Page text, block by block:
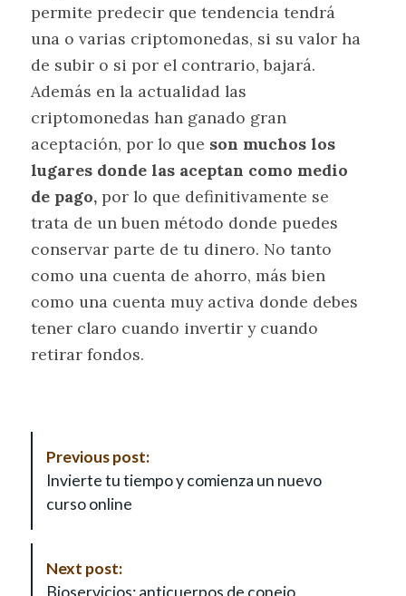
permite predecir que tendencia tendrá
una o varias criptomonedas, si su valor ha
de subir o si por el contrario, bajará.
Además en la actualidad las
criptomonedas han ganado gran
aceptación, por lo que son muchos los
lugares donde las aceptan como medio
de pago, por lo que definitivamente se
trata de un buen método donde puedes
conservar parte de tu dinero. No tanto
como una cuenta de ahorro, más bien
como una cuenta muy activa donde debes
tener claro cuando invertir y cuando
retirar fondos.
Previous post:
Invierte tu tiempo y comienza un nuevo
curso online
Next post:
Bioservicios: anticuerpos de conejo